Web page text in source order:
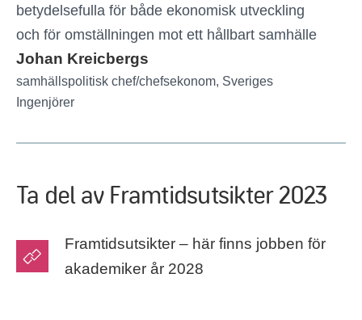
betydelsefulla för både ekonomisk utveckling
och för omställningen mot ett hållbart samhälle
Johan Kreicbergs
samhällspolitisk chef/chefsekonom, Sveriges
Ingenjörer
Ta del av Framtidsutsikter 2023
Framtidsutsikter – här finns jobben för
akademiker år 2028